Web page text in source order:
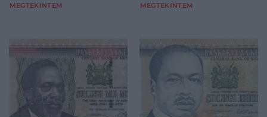
MEGTEKINTEM MEGTEKINTEM